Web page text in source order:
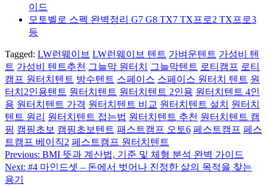
이드
모토벨로 스펙 완벽정리 G7 G8 TX7 TX프로2 TX프로3
등
Tagged: LW런웨이브 LW런웨이브 텐트 가벼운텐트 가성비 텐
트 가성비 텐트추천 그늘막 원터치 그늘막텐트 로티캠프 로티
캠프 원터치텐트 방수텐트 스페이스 스페이스 원터치 텐트 원
터치2인용텐트 원터치텐트 원터치텐트 2인용 원터치텐트 4인
용 원터치텐트 가격 원터치텐트 비교 원터치텐트 설치
원터치
텐트 원리 원터치텐트 접는법 원터치텐트 추천 원터치텐트 캠
핑 캠핑초보 캠핑초보텐트 패스트캠프 오토6 페스트캠프 페스
트캠프 베이직2 페스트캠프 원터치텐트
글
탐
Previous: BMI 뜻과 계산법, 기준 및 체형 분석 완벽 가이드
Next: #4 마인드셋 – 돈에서 벗어나 진정한 삶의 목적을 찾는
용기